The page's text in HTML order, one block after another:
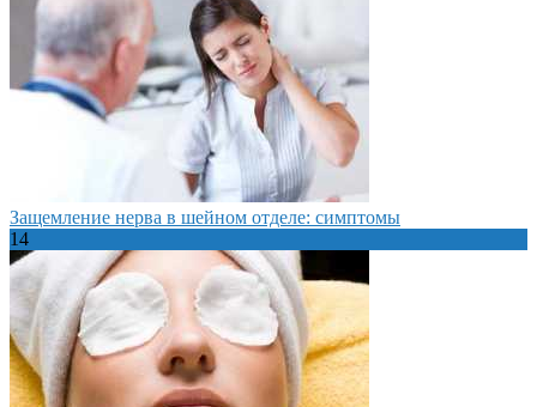
Защемление нерва в шейном отделе: симптомы
14